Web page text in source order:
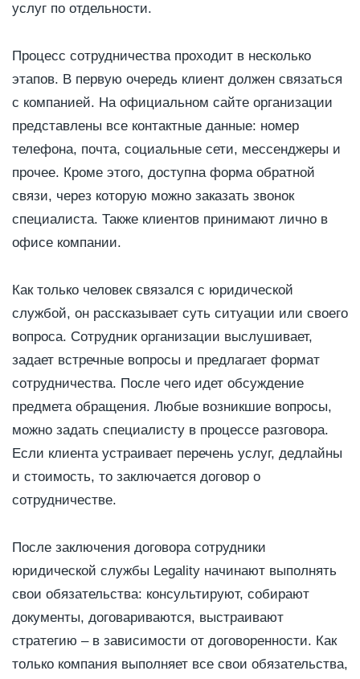
услуг по отдельности.
Процесс сотрудничества проходит в несколько
этапов. В первую очередь клиент должен связаться
с компанией. На официальном сайте организации
представлены все контактные данные: номер
телефона, почта, социальные сети, мессенджеры и
прочее. Кроме этого, доступна форма обратной
связи, через которую можно заказать звонок
специалиста. Также клиентов принимают лично в
офисе компании.
Как только человек связался с юридической
службой, он рассказывает суть ситуации или своего
вопроса. Сотрудник организации выслушивает,
задает встречные вопросы и предлагает формат
сотрудничества. После чего идет обсуждение
предмета обращения. Любые возникшие вопросы,
можно задать специалисту в процессе разговора.
Если клиента устраивает перечень услуг, дедлайны
и стоимость, то заключается договор о
сотрудничестве.
После заключения договора сотрудники
юридической службы Legality начинают выполнять
свои обязательства: консультируют, собирают
документы, договариваются, выстраивают
стратегию – в зависимости от договоренности. Как
только компания выполняет все свои обязательства,